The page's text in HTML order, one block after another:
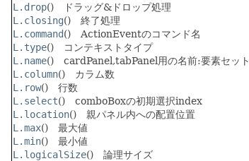
L.drop() ドラッグ&ドロップ処理
L.closing() 終了処理
L.command() ActionEventのコマンド名
L.type() コンテキストタイプ
L.name() cardPanel,tabPanel用の名前:要素セット
L.column() カラム数
L.row() 行数
L.select() comboBoxの初期選択index
L.location() 親パネル内への配置位置
L.max() 最大値
L.min() 最小値
L.logicalSize() 論理サイズ